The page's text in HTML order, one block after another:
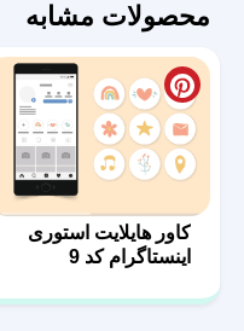
عدد
محصولات مشابه
کاور هایلایت استوری
اینستاگرام کد 9